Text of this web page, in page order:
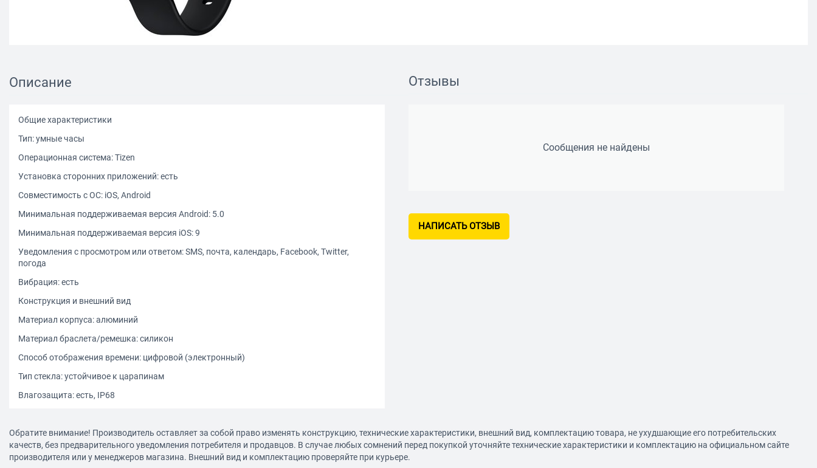
Описание
Общие характеристики
Тип: умные часы
Операционная система: Tizen
Установка сторонних приложений: есть
Совместимость с ОС: iOS, Android
Минимальная поддерживаемая версия Android: 5.0
Минимальная поддерживаемая версия iOS: 9
Уведомления с просмотром или ответом: SMS, почта, календарь, Facebook, Twitter,
погода
Вибрация: есть
Конструкция и внешний вид
Материал корпуса: алюминий
Материал браслета/ремешка: силикон
Способ отображения времени: цифровой (электронный)
Тип стекла: устойчивое к царапинам
Влагозащита: есть, IP68
Регулировка длины браслета/ремешка: есть
Габариты (ШхВхТ): 44x44x10.9 мм
Отзывы
Сообщения не найдены
НАПИСАТЬ ОТЗЫВ
Обратите внимание! Производитель оставляет за собой право изменять конструкцию, технические характеристики, внешний вид, комплектацию товара, не ухудшающие его потребительских
качеств, без предварительного уведомления потребителя и продавцов. В случае любых сомнений перед покупкой уточняйте технические характеристики и комплектацию на официальном сайте
производителя или у менеджеров магазина. Внешний вид и комплектацию проверяйте при курьере.